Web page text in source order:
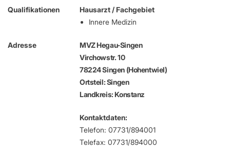
Qualifikationen
Hausarzt / Fachgebiet
Innere Medizin
Adresse
MVZ Hegau-Singen
Virchowstr. 10
78224 Singen (Hohentwiel)
Ortsteil: Singen
Landkreis: Konstanz
Kontaktdaten:
Telefon: 07731/894001
Telefax: 07731/894000